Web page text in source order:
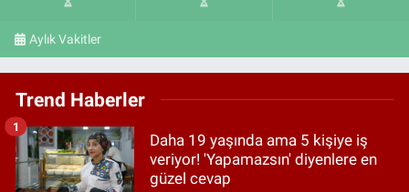
Aylık Vakitler
Trend Haberler
Daha 19 yaşında ama 5 kişiye iş
veriyor! 'Yapamazsın' diyenlere en
güzel cevap
1